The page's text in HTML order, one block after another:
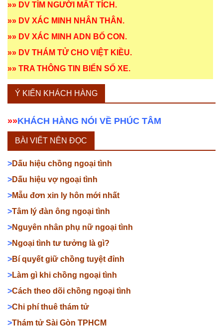
»» DV TÌM NGƯỜI MẤT TÍCH .
»» DV XÁC MINH NHÂN THÂN .
»» DV XÁC MINH ADN BỐ CON .
»» DV THÁM TỬ CHO VIỆT KIỀU.
»» TRA THÔNG TIN BIỂN SỐ XE.
Ý KIẾN KHÁCH HÀNG
»»KHÁCH HÀNG NÓI VỀ PHÚC TÂM
BÀI VIẾT NÊN ĐỌC
>Dấu hiệu chồng ngoại tình
>Dấu hiệu vợ ngoại tình
>Mẫu đơn xin ly hôn mới nhất
>Tâm lý đàn ông ngoại tình
>Nguyên nhân phụ nữ ngoại tình
>Ngoại tình tư tưởng là gì?
>Bí quyết giữ chồng tuyệt đỉnh
>Làm gì khi chồng ngoại tình
>Cách theo dõi chồng ngoại tình
>Chi phí thuê thám tử
>Thám tử Sài Gòn TPHCM